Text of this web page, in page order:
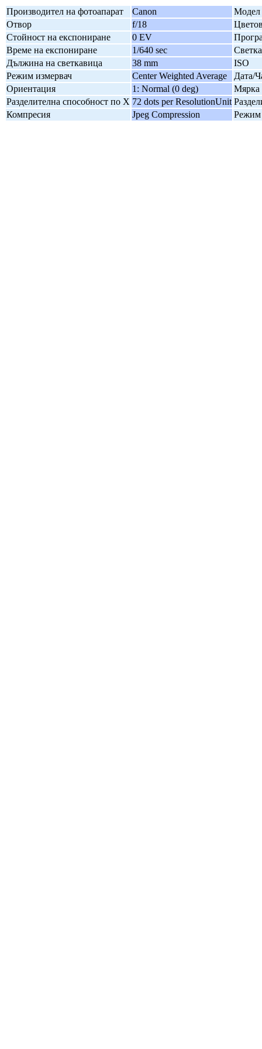
Производител на фотоапарат Canon
Модел
Отвор
f/18
Стойност на експониране
0 EV
Време на експониране
1/640 sec
Дължина на светкавица
38 mm
ISO
Режим измервач
Center Weighted Average
Дата/
Ориентация
1: Normal (0 deg)
Мярка
Разделителна способност по X 72 dots per ResolutionUnit
Компресия
Jpeg Compression Режим